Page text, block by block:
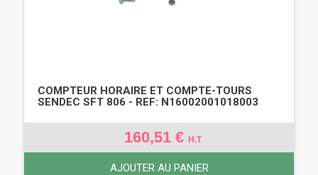
COMPTEUR HORAIRE ET COMPTE-TOURS
SENDEC SFT 806 - REF: N16002001018003
160,51 € H.T
AJOUTER AU PANIER